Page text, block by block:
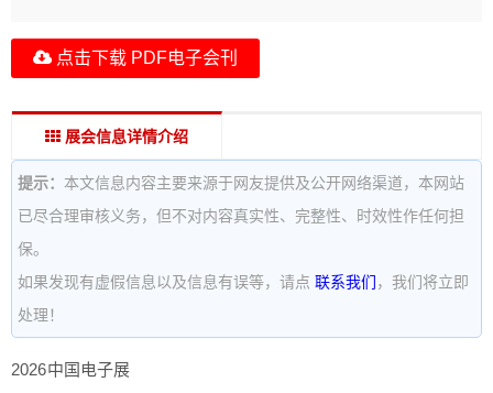
点击下载 PDF电子会刊
展会信息详情介绍
提示： 本文信息内容主要来源于网友提供及公开网络渠道，本网站
已尽合理审核义务，但不对内容真实性、完整性、时效性作任何担
保。
如果发现有虚假信息以及信息有误等，请点 联系我们 ，我们将立即
处理！
2026中国电子展